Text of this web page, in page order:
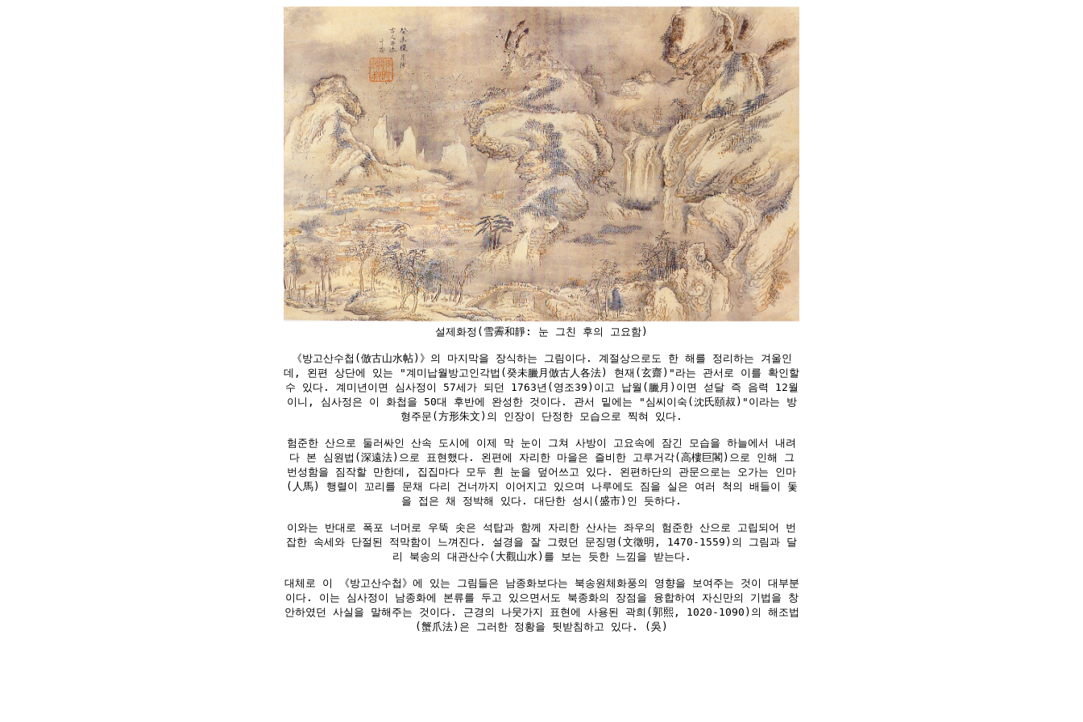
설제화정(雪霽和靜: 눈 그친 후의 고요함)
《방고산수첩(倣古山水帖)》의 마지막을 장식하는 그림이다. 계절상으로도 한 해를 정리하는 겨울인
데, 왼편 상단에 있는 "계미납월방고인각법(癸未臘月倣古人各法) 현재(玄齋)"라는 관서로 이를 확인할
수 있다. 계미년이면 심사정이 57세가 되던 1763년(영조39)이고 납월(臘月)이면 섣달 즉 음력 12월
이니, 심사정은 이 화첩을 50대 후반에 완성한 것이다. 관서 밑에는 "심씨이숙(沈氏頤叔)"이라는 방
형주문(方形朱文)의 인장이 단정한 모습으로 찍혀 있다.
험준한 산으로 둘러싸인 산속 도시에 이제 막 눈이 그쳐 사방이 고요속에 잠긴 모습을 하늘에서 내려
다 본 심원법(深遠法)으로 표현했다. 왼편에 자리한 마을은 즐비한 고루거각(高樓巨閣)으로 인해 그
번성함을 짐작할 만한데, 집집마다 모두 흰 눈을 덮어쓰고 있다. 왼편하단의 관문으로는 오가는 인마
(人馬) 행렬이 꼬리를 문채 다리 건너까지 이어지고 있으며 나루에도 짐을 실은 여러 척의 배들이 돛
을 접은 채 정박해 있다. 대단한 성시(盛市)인 듯하다.
이와는 반대로 폭포 너머로 우뚝 솟은 석탑과 함께 자리한 산사는 좌우의 험준한 산으로 고립되어 번
잡한 속세와 단절된 적막함이 느껴진다. 설경을 잘 그렸던 문징명(文徵明, 1470-1559)의 그림과 달
리 북송의 대관산수(大觀山水)를 보는 듯한 느낌을 받는다.
대체로 이 《방고산수첩》에 있는 그림들은 남종화보다는 북송원체화풍의 영향을 보여주는 것이 대부분
이다. 이는 심사정이 남종화에 본류를 두고 있으면서도 북종화의 장점을 융합하여 자신만의 기법을 창
안하였던 사실을 말해주는 것이다. 근경의 나뭇가지 표현에 사용된 곽희(郭熙, 1020-1090)의 해조법
(蟹爪法)은 그러한 정황을 뒷받침하고 있다. (吳)